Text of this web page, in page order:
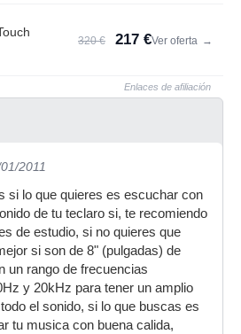
320 € 217 €Ver oferta →
Enlaces de afiliación
2011
si lo que quieres es escuchar con
de tu teclaro si, te recomiendo
de estudio, si no quieres que
si son de 8" (pulgadas) de
un rango de frecuencias
y 20kHz para tener un amplio
el sonido, si lo que buscas es
tu musica con buena calida,